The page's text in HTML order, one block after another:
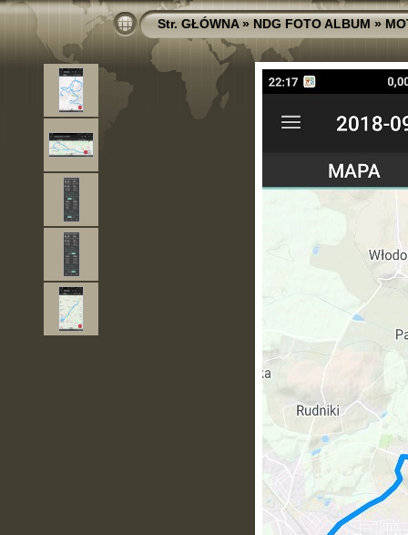
Str. GŁÓWNA»NDG FOTO ALBUM»